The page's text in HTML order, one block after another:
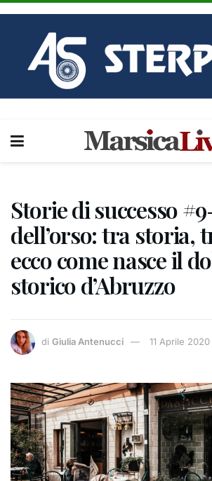
Storie di successo
dell’orso: tra storia,
ecco come nasce il
storico d’Abruzzo
di Giulia Antenucci 11 Aprile 2020